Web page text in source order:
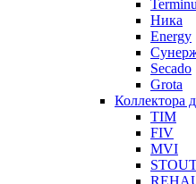
Ника
Energy
Secado
Grota
Коллектора
TIM
FIV
MVI